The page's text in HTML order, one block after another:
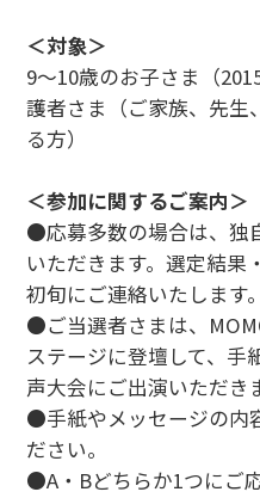
＜対象＞
9〜10歳のお子さま（
護者さま（ご家族、先生
る方）
＜参加に関するご案内＞
●応募多数の場合は、独
いただきます。選定結果
初旬にご連絡いたします。
●ご当選者さまは、
ステージに登壇して、手
声大会にご出演いただき
●手紙やメッセージの内
ださい。
●A・Bどちらか1つにご